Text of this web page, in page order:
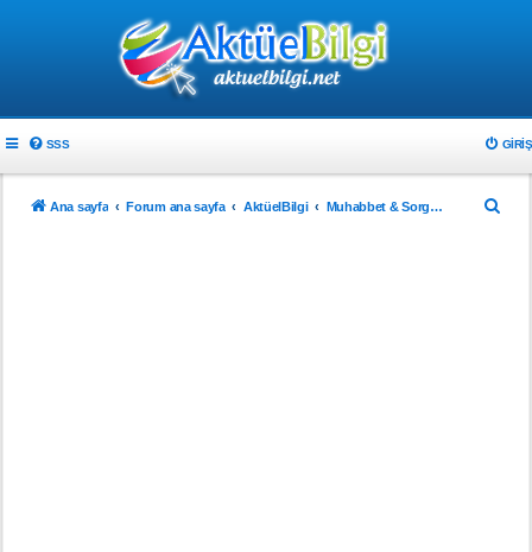
SSS GIRIŞ
Ana sayfa Forum ana sayfa AktüelBilgi Muhabbet & Sorgu Odası